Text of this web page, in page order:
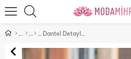
Dantel Detaylı Çocuk Elbise Mürdüm 10413